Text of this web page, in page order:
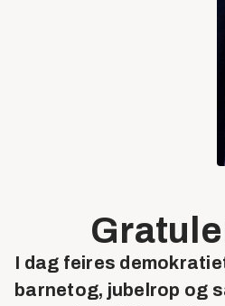
I dag feires
barnetog, jubelrop og